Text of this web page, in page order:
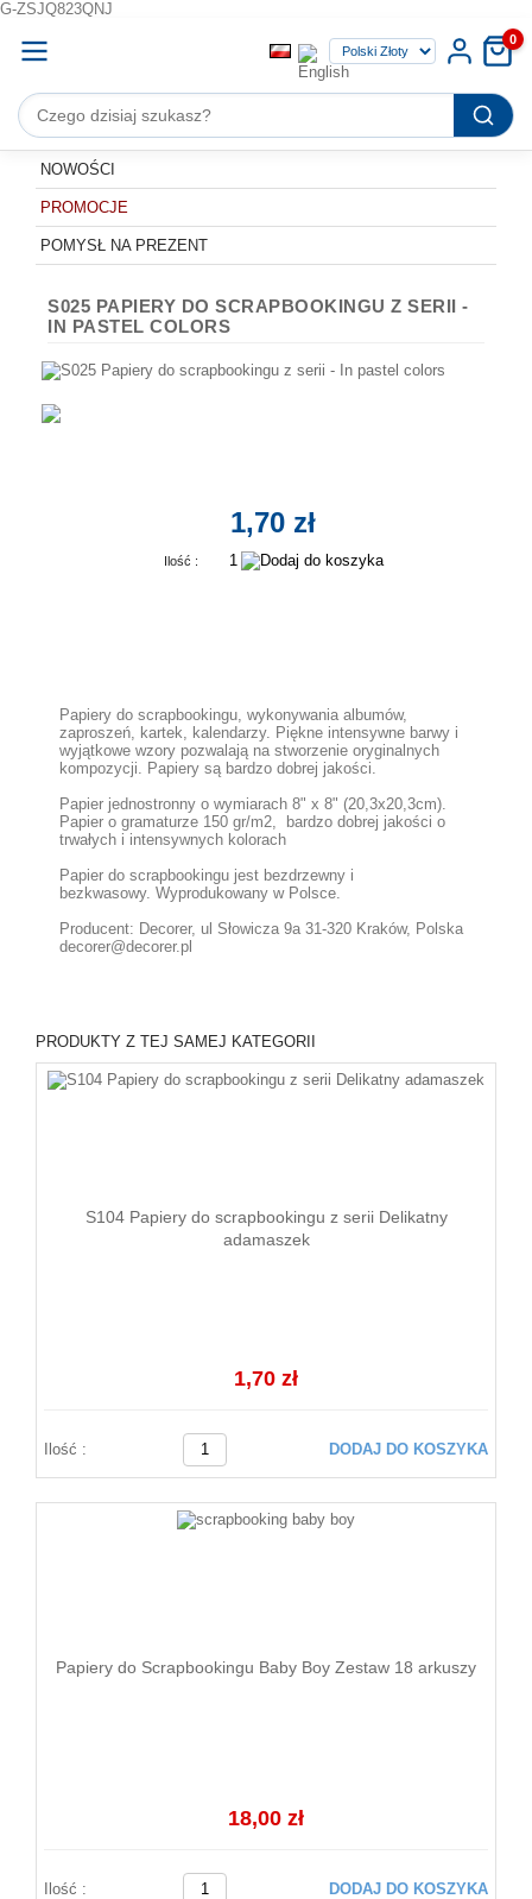
G-ZSJQ823QNJ
0
NOWOŚCI
PROMOCJE
POMYSŁ NA PREZENT
S025 PAPIERY DO SCRAPBOOKINGU Z SERII -
IN PASTEL COLORS
1,70 zł
Ilość :
Papiery do scrapbookingu, wykonywania albumów,
zaproszeń, kartek, kalendarzy. Piękne intensywne barwy i
wyjątkowe wzory pozwalają na stworzenie oryginalnych
kompozycji. Papiery są bardzo dobrej jakości.
Papier jednostronny o wymiarach 8" x 8" (20,3x20,3cm).
Papier o gramaturze 150 gr/m2, bardzo dobrej jakości o
trwałych i intensywnych kolorach
Papier do scrapbookingu jest bezdrzewny i
bezkwasowy. Wyprodukowany w Polsce.
Producent: Decorer, ul Słowicza 9a 31-320 Kraków, Polska
decorer@decorer.pl
PRODUKTY Z TEJ SAMEJ KATEGORII
S104 Papiery do scrapbookingu z serii Delikatny
adamaszek
1,70 zł
Ilość : DODAJ DO KOSZYKA
Papiery do Scrapbookingu Baby Boy Zestaw 18 arkuszy
18,00 zł
Ilość : DODAJ DO KOSZYKA